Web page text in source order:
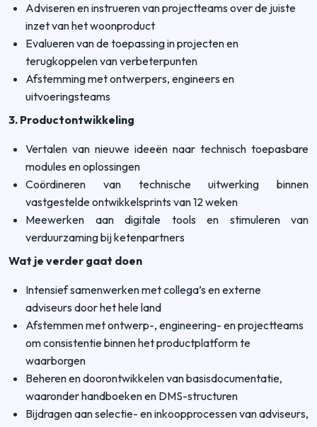
Adviseren en instrueren van projectteams over de juiste
inzet van het woonproduct
Evalueren van de toepassing in projecten en
terugkoppelen van verbeterpunten
Afstemming met ontwerpers, engineers en
uitvoeringsteams
3. Productontwikkeling
Vertalen van nieuwe ideeën naar technisch toepasbare
modules en oplossingen
Coördineren van technische uitwerking binnen
vastgestelde ontwikkelsprints van 12 weken
Meewerken aan digitale tools en stimuleren van
verduurzaming bij ketenpartners
Wat je verder gaat doen
Intensief samenwerken met collega’s en externe
adviseurs door het hele land
Afstemmen met ontwerp-, engineering- en projectteams
om consistentie binnen het productplatform te
waarborgen
Beheren en doorontwikkelen van basisdocumentatie,
waaronder handboeken en DMS-structuren
Bijdragen aan selectie- en inkoopprocessen van adviseurs,